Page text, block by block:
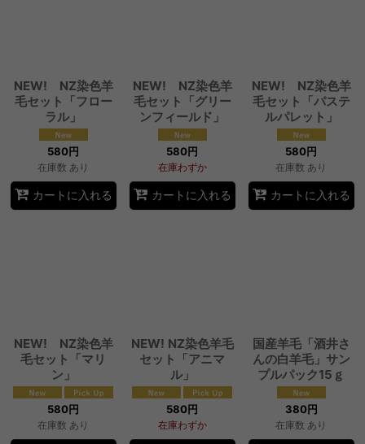
NEW! NZ染色羊
毛セット「フロー
ラル」
580円
在庫数 あり
カートに入れる
NEW! NZ染色羊
毛セット「グリー
ンフィールド」
580円
在庫わずか
カートに入れる
NEW! NZ染色羊
毛セット「パステ
ルパレット」
580円
在庫数 あり
カートに入れる
NEW! NZ染色羊
毛セット「マリ
ン」
580円
在庫数 あり
NEW! NZ染色羊毛
セット「アニマ
ル」
580円
在庫わずか
国産羊毛「酒井さ
んの白羊毛」サン
プルパック15ｇ
380円
在庫数 あり